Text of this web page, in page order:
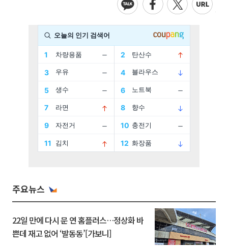
주요뉴스
22일 만에 다시 문 연 홈플러스…정상화 바
쁜데 재고 없어 ‘발동동’[가보니]